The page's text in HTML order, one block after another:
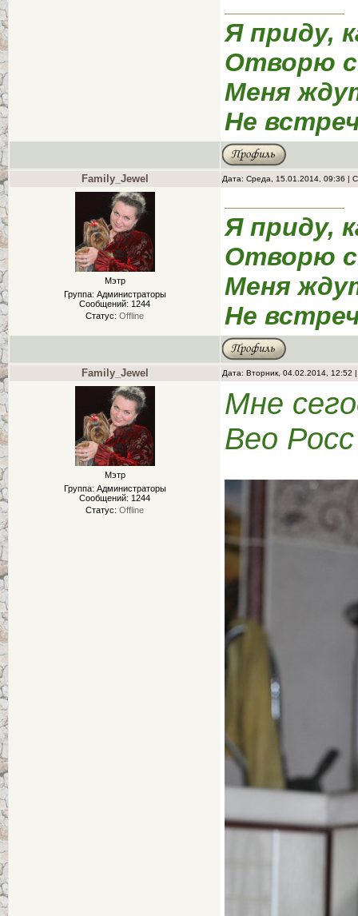
Я приду,
Отворю
Меня
Не
Family_Jewel Дата: Среда, 15.01.2014, 09:36 |
Мэтр
Группа: Администраторы
Сообщений: 1244
Статус: Offline
Я приду,
Отворю
Меня
Не
Family_Jewel Дата: Вторник, 04.02.2014,
Мэтр
Группа: Администраторы
Сообщений: 1244
Статус: Offline
Мне
Вео